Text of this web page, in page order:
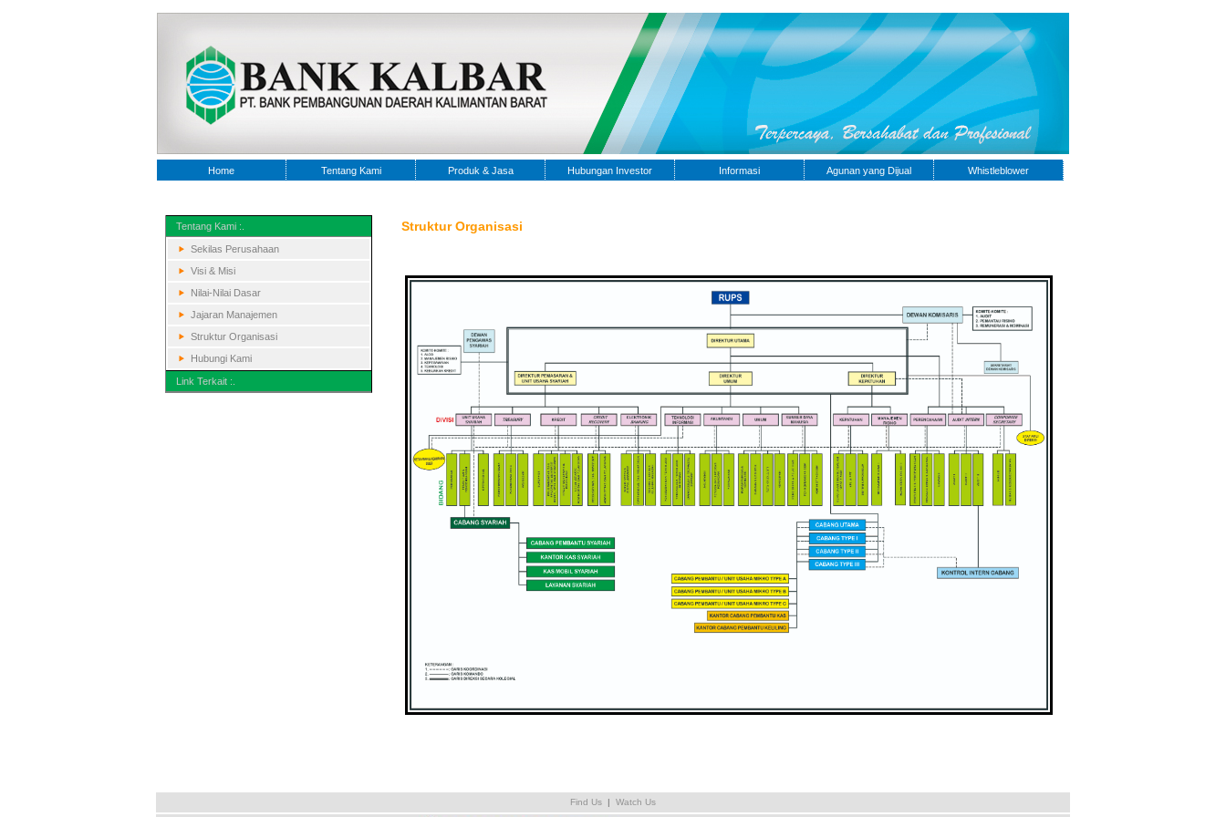
Home Tentang Kami Produk & Jasa Hubungan Investor Informasi Agunan yang Dijual Whistleblower
Tentang Kami :.
Sekilas Perusahaan
Visi & Misi
Nilai-Nilai Dasar
Jajaran Manajemen
Struktur Organisasi
Hubungi Kami
Link Terkait :.
Struktur Organisasi
Find Us | Watch Us